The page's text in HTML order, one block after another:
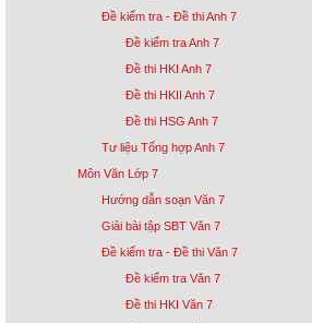
Đề kiểm tra - Đề thi Anh 7
Đề kiểm tra Anh 7
Đề thi HKI Anh 7
Đề thi HKII Anh 7
Đề thi HSG Anh 7
Tư liệu Tổng hợp Anh 7
Môn Văn Lớp 7
Hướng dẫn soạn Văn 7
Giải bài tập SBT Văn 7
Đề kiểm tra - Đề thi Văn 7
Đề kiểm tra Văn 7
Đề thi HKI Văn 7